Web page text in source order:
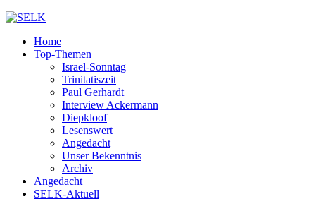
Home
Top-Themen
Israel-Sonntag
Trinitatiszeit
Paul Gerhardt
Interview Ackermann
Diepkloof
Lesenswert
Angedacht
Unser Bekenntnis
Archiv
Angedacht
SELK-Aktuell